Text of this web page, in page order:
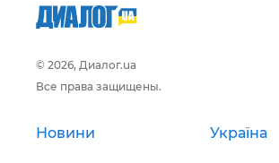
© 2026, Диалог.ua
Все права защищены.
Новини Україна